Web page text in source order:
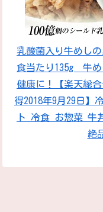
乳酸菌入り牛めし
食当たり135g 牛め
健康に！【楽天総
得2018年9月29日】
ト 冷食 お惣菜 牛
絶